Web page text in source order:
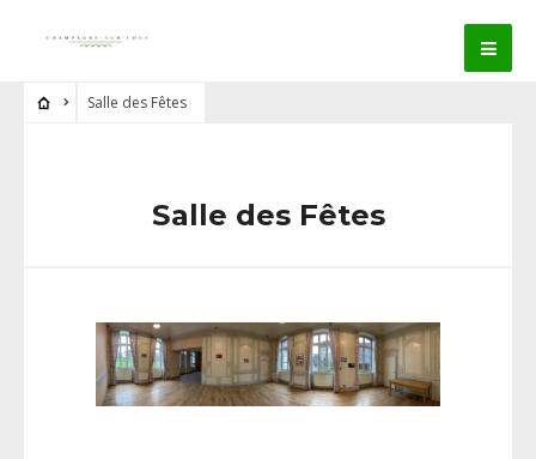
Salle des Fêtes
Salle des Fêtes